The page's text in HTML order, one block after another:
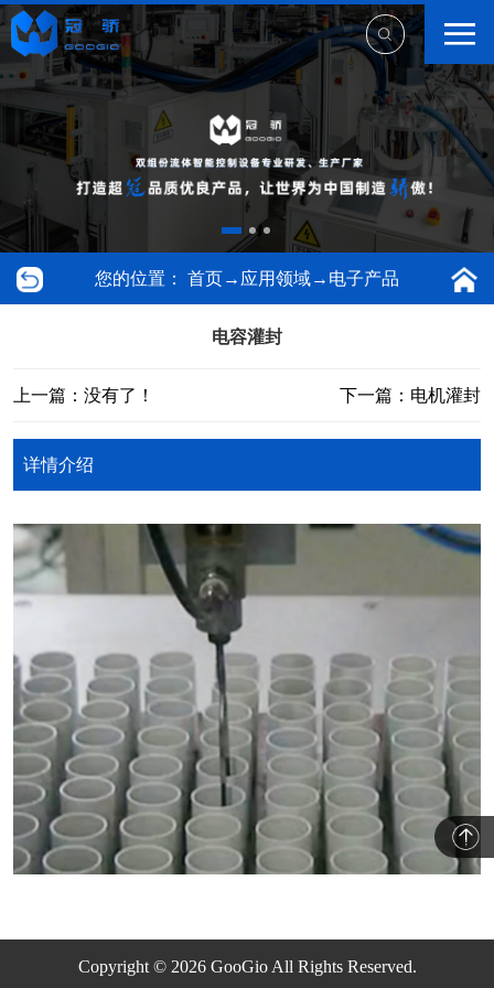
您的位置： 首页→ 应用领域→ 电子产品
电容灌封
上一篇：没有了！ 下一篇：电机灌封
详情介绍
Copyright © 2026 GooGio All Rights Reserved.